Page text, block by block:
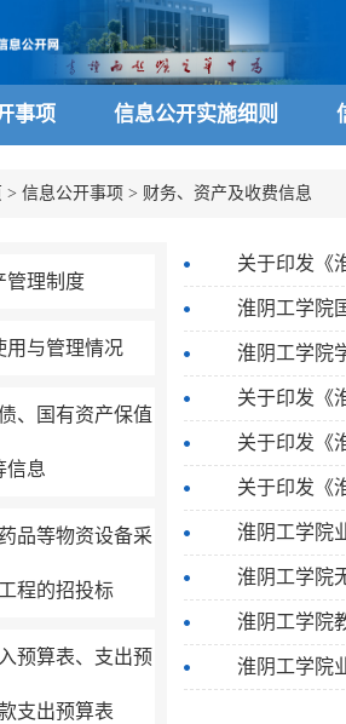
事项 信息公开实施细则
> 信息公开事项 > 财务、资产及收费信息
管理制度
用与管理情况
、国有资产保值
信息
品等物资设备采
程的招投标
预算表、支出预
支出预算表
关于印发《
淮阴工学院
淮阴工学院
关于印发《
关于印发《
关于印发《
淮阴工学院
淮阴工学院
淮阴工学院
淮阴工学院